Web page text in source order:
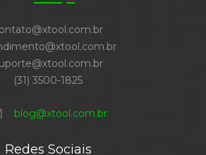
(31) 3500-1825
blog@xtool.com.br
Redes Sociais